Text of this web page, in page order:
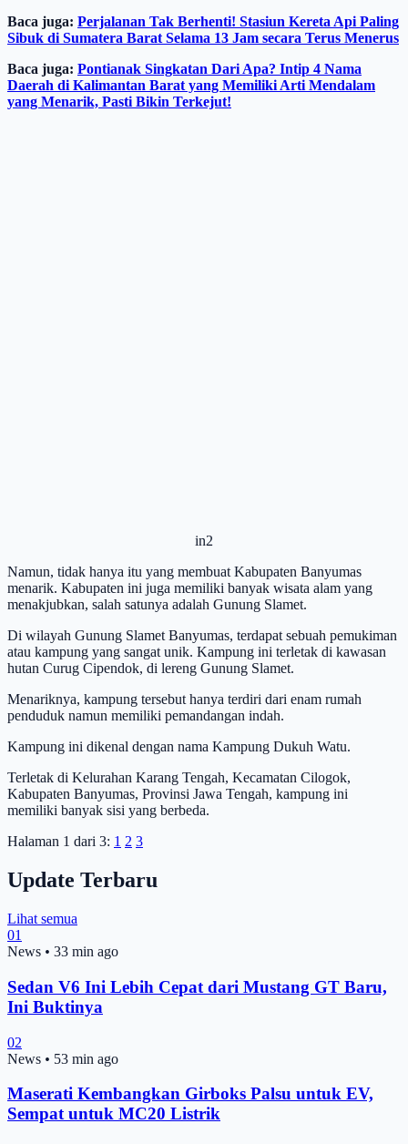
Baca juga: Perjalanan Tak Berhenti! Stasiun Kereta Api Paling
Sibuk di Sumatera Barat Selama 13 Jam secara Terus Menerus
Baca juga: Pontianak Singkatan Dari Apa? Intip 4 Nama
Daerah di Kalimantan Barat yang Memiliki Arti Mendalam
yang Menarik, Pasti Bikin Terkejut!
in2
Namun, tidak hanya itu yang membuat Kabupaten Banyumas
menarik. Kabupaten ini juga memiliki banyak wisata alam yang
menakjubkan, salah satunya adalah Gunung Slamet.
Di wilayah Gunung Slamet Banyumas, terdapat sebuah pemukiman
atau kampung yang sangat unik. Kampung ini terletak di kawasan
hutan Curug Cipendok, di lereng Gunung Slamet.
Menariknya, kampung tersebut hanya terdiri dari enam rumah
penduduk namun memiliki pemandangan indah.
Kampung ini dikenal dengan nama Kampung Dukuh Watu.
Terletak di Kelurahan Karang Tengah, Kecamatan Cilogok,
Kabupaten Banyumas, Provinsi Jawa Tengah, kampung ini
memiliki banyak sisi yang berbeda.
Halaman 1 dari 3: 1 2 3
Update Terbaru
Lihat semua
01
News • 33 min ago
Sedan V6 Ini Lebih Cepat dari Mustang GT Baru,
Ini Buktinya
02
News • 53 min ago
Maserati Kembangkan Girboks Palsu untuk EV,
Sempat untuk MC20 Listrik